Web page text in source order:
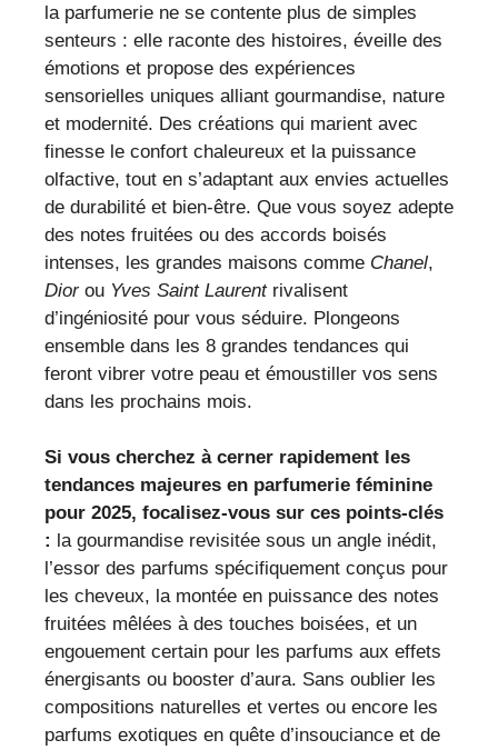
la parfumerie ne se contente plus de simples
senteurs : elle raconte des histoires, éveille des
émotions et propose des expériences
sensorielles uniques alliant gourmandise, nature
et modernité. Des créations qui marient avec
finesse le confort chaleureux et la puissance
olfactive, tout en s’adaptant aux envies actuelles
de durabilité et bien-être. Que vous soyez adepte
des notes fruitées ou des accords boisés
intenses, les grandes maisons comme Chanel,
Diorou Yves Saint Laurentrivalisent
d’ingéniosité pour vous séduire. Plongeons
ensemble dans les 8 grandes tendances qui
feront vibrer votre peau et émoustiller vos sens
dans les prochains mois.
Si vous cherchez à cerner rapidement les
tendances majeures en parfumerie féminine
pour 2025, focalisez-vous sur ces points-clés
: la gourmandise revisitée sous un angle inédit,
l’essor des parfums spécifiquement conçus pour
les cheveux, la montée en puissance des notes
fruitées mêlées à des touches boisées, et un
engouement certain pour les parfums aux effets
énergisants ou booster d’aura. Sans oublier les
compositions naturelles et vertes ou encore les
parfums exotiques en quête d’insouciance et de